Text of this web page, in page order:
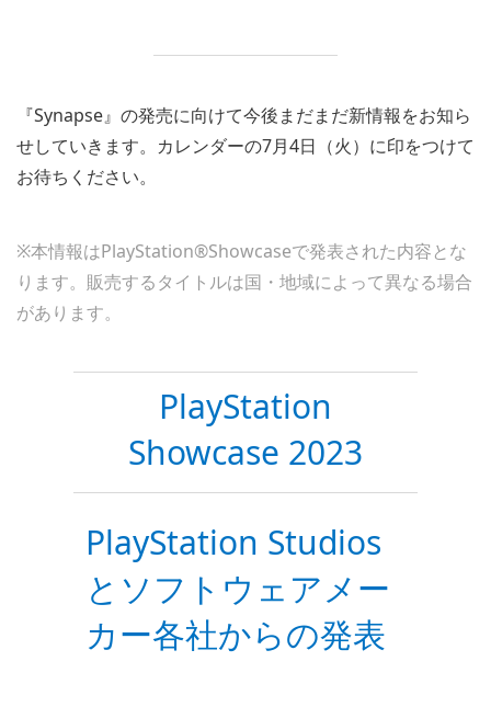
『Synapse』の発売に向けて今後まだまだ新情報をお知ら
せしていきます。カレンダーの7月4日（火）に印をつけて
お待ちください。
※本情報はPlayStation®Showcaseで発表された内容とな
ります。販売するタイトルは国・地域によって異なる場合
があります。
PlayStation
Showcase 2023
PlayStation Studios
とソフトウェアメー
カー各社からの発表